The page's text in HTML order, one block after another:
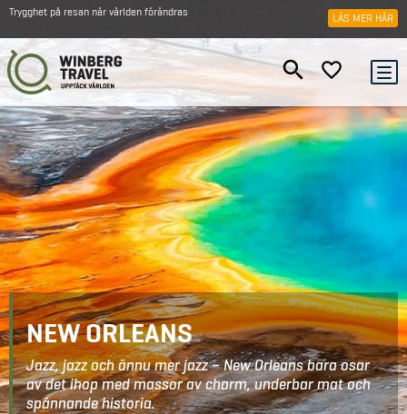
Trygghet på resan när världen förändras LÄS MER HÄR
NEW ORLEANS
Jazz, jazz och ännu mer jazz – New Orleans bara osar
av det ihop med massor av charm, underbar mat och
spännande historia.